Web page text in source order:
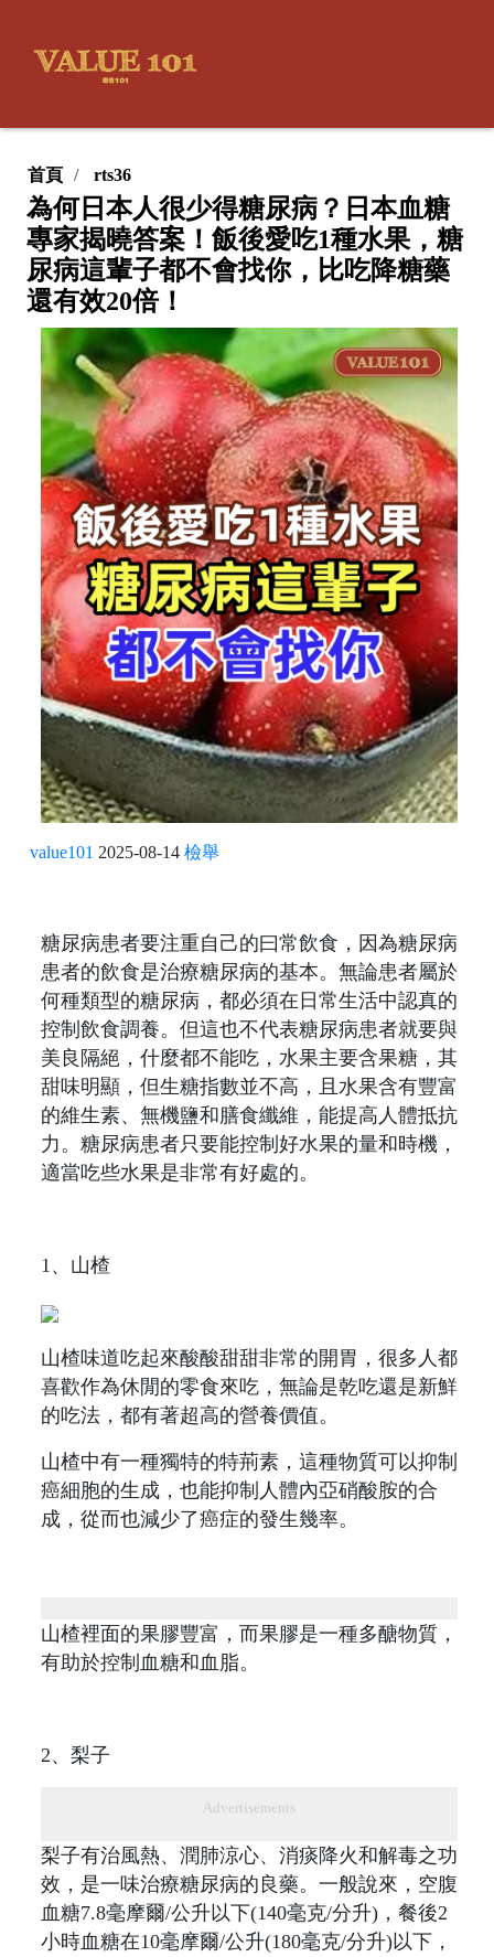
首頁 rts36
為何日本人很少得糖尿病？日本血糖
專家揭曉答案！飯後愛吃1種水果，糖
尿病這輩子都不會找你，比吃降糖藥
還有效20倍！
value101 2025-08-14 檢舉
糖尿病患者要注重自己的曰常飲食，因為糖尿病
患者的飲食是治療糖尿病的基本。無論患者屬於
何種類型的糖尿病，都必須在日常生活中認真的
控制飲食調養。但這也不代表糖尿病患者就要與
美良隔絕，什麼都不能吃，水果主要含果糖，其
甜味明顯，但生糖指數並不高，且水果含有豐富
的維生素、無機鹽和膳食纖維，能提高人體抵抗
力。糖尿病患者只要能控制好水果的量和時機，
適當吃些水果是非常有好處的。
1、山楂
山楂味道吃起來酸酸甜甜非常的開胃，很多人都
喜歡作為休閒的零食來吃，無論是乾吃還是新鮮
的吃法，都有著超高的營養價值。
山楂中有一種獨特的特荊素，這種物質可以抑制
癌細胞的生成，也能抑制人體內亞硝酸胺的合
成，從而也減少了癌症的發生幾率。
山楂裡面的果膠豐富，而果膠是一種多醣物質，
有助於控制血糖和血脂。
2、梨子
Advertisements
梨子有治風熱、潤肺涼心、消痰降火和解毒之功
效，是一味治療糖尿病的良藥。一般說來，空腹
血糖7.8毫摩爾/公升以下(140毫克/分升)，餐後2
小時血糖在10毫摩爾/公升(180毫克/分升)以下，